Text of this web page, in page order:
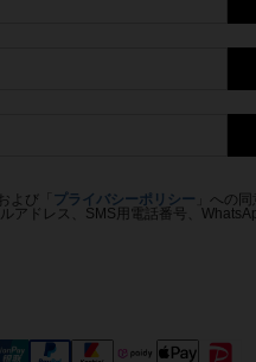
よび「 プライバシーポリシー 」への
アドレス、SMS用電話番号、